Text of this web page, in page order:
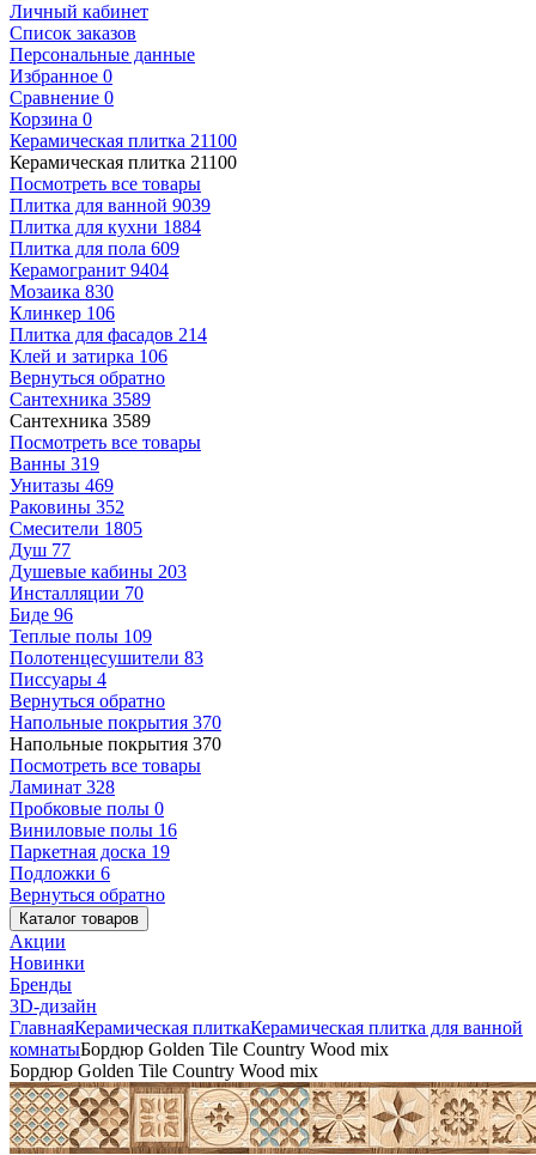
Личный кабинет
Список заказов
Персональные данные
Избранное 0
Сравнение 0
Корзина 0
Керамическая плитка 21100
Керамическая плитка 21100
Посмотреть все товары
Плитка для ванной 9039
Плитка для кухни 1884
Плитка для пола 609
Керамогранит 9404
Мозаика 830
Клинкер 106
Плитка для фасадов 214
Клей и затирка 106
Вернуться обратно
Сантехника 3589
Сантехника 3589
Посмотреть все товары
Ванны 319
Унитазы 469
Раковины 352
Смесители 1805
Душ 77
Душевые кабины 203
Инсталляции 70
Биде 96
Теплые полы 109
Полотенцесушители 83
Писсуары 4
Вернуться обратно
Напольные покрытия 370
Напольные покрытия 370
Посмотреть все товары
Ламинат 328
Пробковые полы 0
Виниловые полы 16
Паркетная доска 19
Подложки 6
Вернуться обратно
Каталог товаров
Акции
Новинки
Бренды
3D-дизайн
ГлавнаяКерамическая плиткаКерамическая плитка для ванной
комнатыБордюр Golden Tile Country Wood mix
Бордюр Golden Tile Country Wood mix